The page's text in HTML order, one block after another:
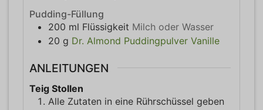
Pudding-Füllung
200 ml Flüssigkeit Milch oder Wasser
20 g Dr. Almond Puddingpulver Vanille
ANLEITUNGEN
Teig Stollen
Alle Zutaten in eine Rührschüssel geben